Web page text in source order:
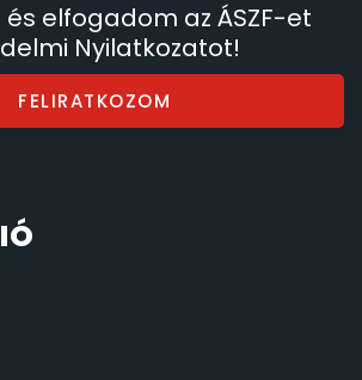
elfogadom az ÁSZF-et
Nyilatkozatot!
FELIRATKOZOM